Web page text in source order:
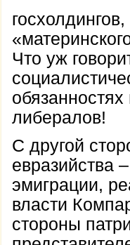
Что уж
либералов!
С другой
евразийства
эмиграции,
власти
стороны